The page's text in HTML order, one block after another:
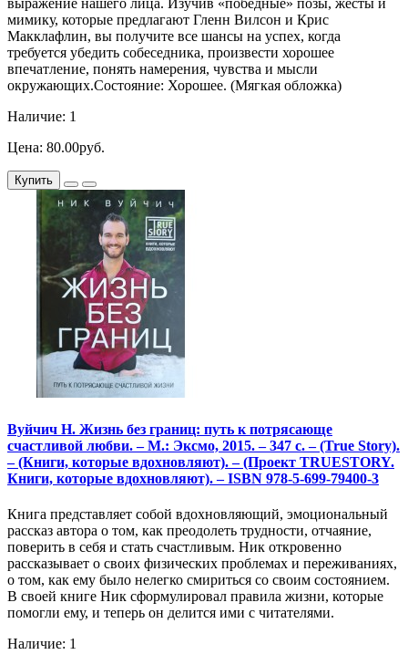
выражение нашего лица. Изучив «победные» позы, жесты и
мимику, которые предлагают Гленн Вилсон и Крис
Макклафлин, вы получите все шансы на успех, когда
требуется убедить собеседника, произвести хорошее
впечатление, понять намерения, чувства и мысли
окружающих.Состояние: Хорошее. (Мягкая обложка)
Наличие: 1
Цена: 80.00руб.
Купить
Вуйчич Н. Жизнь без границ: путь к потрясающе
счастливой любви. – М.: Эксмо, 2015. – 347 с. – (True Story).
– (Книги, которые вдохновляют). – (Проект TRUESTORY.
Книги, которые вдохновляют). – ISBN 978-5-699-79400-3
Книга представляет собой вдохновляющий, эмоциональный
рассказ автора о том, как преодолеть трудности, отчаяние,
поверить в себя и стать счастливым. Ник откровенно
рассказывает о своих физических проблемах и переживаниях,
о том, как ему было нелегко смириться со своим состоянием.
В своей книге Ник сформулировал правила жизни, которые
помогли ему, и теперь он делится ими с читателями.
Наличие: 1